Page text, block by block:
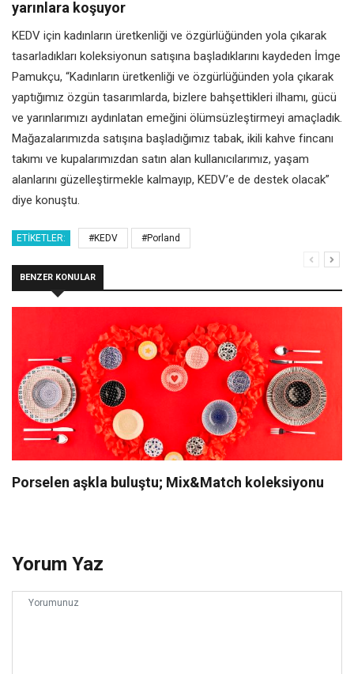
yarınlara koşuyor
KEDV için kadınların üretkenliği ve özgürlüğünden yola çıkarak
tasarladıkları koleksiyonun satışına başladıklarını kaydeden İmge
Pamukçu, “Kadınların üretkenliği ve özgürlüğünden yola çıkarak
yaptığımız özgün tasarımlarda, bizlere bahşettikleri ilhamı, gücü
ve yarınlarımızı aydınlatan emeğini ölümsüzleştirmeyi amaçladık.
Mağazalarımızda satışına başladığımız tabak, ikili kahve fincanı
takımı ve kupalarımızdan satın alan kullanıcılarımız, yaşam
alanlarını güzelleştirmekle kalmayıp, KEDV’e de destek olacak”
diye konuştu.
ETIKETLER: #KEDV #Porland
BENZER KONULAR
Porselen aşkla buluştu; Mix&Match koleksiyonu
Yorum Yaz